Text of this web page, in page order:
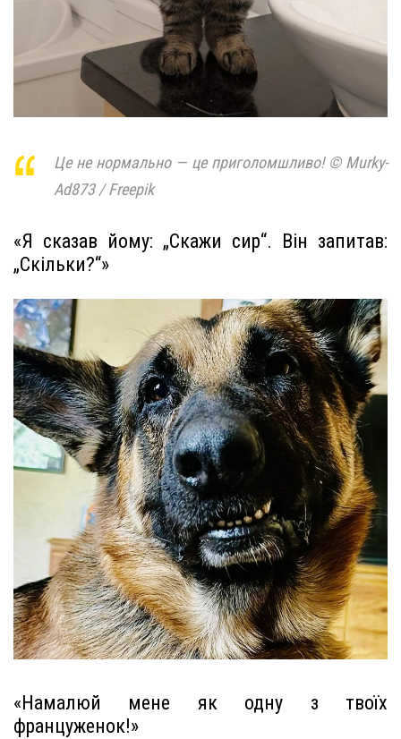
Це не нормально — це приголомшливо! © Murky-
Ad873 / Freepik
«Я сказав йому: „Скажи сир“. Він запитав:
„Скільки?“»
«Намалюй мене як одну з твоїх
француженок!»